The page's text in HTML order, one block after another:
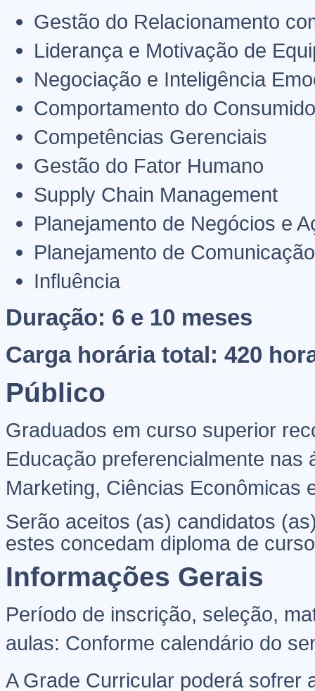
Gestão do Relacionamento
Liderança e Motivação de
Negociação e Inteligência
Comportamento do
Competências Gerenciais
Gestão do Fator Humano
Supply Chain Management
Planejamento de Negócios e
Planejamento de Comunicação
Influência
Duração: 6 e 10 meses
Carga horária total: 420
Público
Graduados em curso superior
Educação preferencialmente nas
Marketing, Ciências Econômicas
Serão aceitos (as) candidatos
estes concedam diploma de
Informações Gerais
Período de inscrição, seleção,
aulas: Conforme calendário do
A Grade Curricular poderá sofrer